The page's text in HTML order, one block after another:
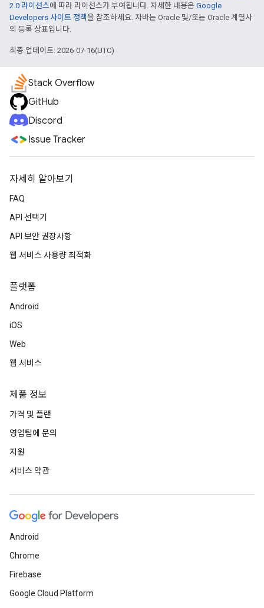
2.0 라이선스에 따라 라이선스가 부여됩니다. 자세한 내용은 Google
Developers 사이트 정책을 참조하세요. 자바는 Oracle 및/또는 Oracle 계열사
의 등록 상표입니다.
최종 업데이트: 2026-07-16(UTC)
Stack Overflow
GitHub
Discord
Issue Tracker
자세히 알아보기
FAQ
API 선택기
API 보안 권장사항
웹 서비스 사용량 최적화
플랫폼
Android
iOS
Web
웹 서비스
제품 정보
가격 및 플랜
영업팀에 문의
지원
서비스 약관
Android
Chrome
Firebase
Google Cloud Platform